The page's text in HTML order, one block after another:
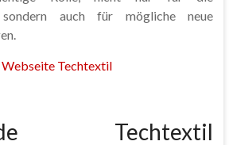
sondern auch für mögliche neue
Webseite Techtextil
Techtextil